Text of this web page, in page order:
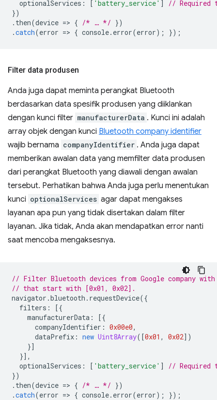
optionalServices : [ 'battery_service' ]
// Required
})
. then(device => { /* … */ })
.catch(error => { console. error(error); });
Filter data produsen
Anda juga dapat meminta perangkat Bluetooth
berdasarkan data spesifik produsen yang diiklankan
dengan kunci filter manufacturerData . Kunci ini adalah
array objek dengan kunci Bluetooth company identifier
wajib bernama companyIdentifier . Anda juga dapat
memberikan awalan data yang memfilter data produsen
dari perangkat Bluetooth yang diawali dengan awalan
tersebut. Perhatikan bahwa Anda juga perlu menentukan
kunci optionalServices agar dapat mengakses
layanan apa pun yang tidak disertakan dalam filter
layanan. Jika tidak, Anda akan mendapatkan error nanti
saat mencoba mengaksesnya.
// Filter Bluetooth devices from Google company
// that start with [0x01, 0x02].
navigator .bluetooth . requestDevice({
filters :
[{
manufacturerData :
[{
companyIdentifier : 0x00e0,
dataPrefix : new Uint8Array([0x01 , 0x02])
}]
}],
optionalServices : [ 'battery_service' ]
// Required
})
. then(device => { /* … */ })
.catch(error => { console. error(error); });